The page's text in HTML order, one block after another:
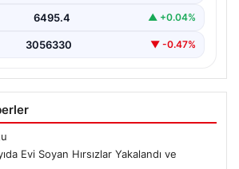
6495.4 ▲ +0.04%
3056330 ▼ -0.47%
Evi Soyan Hırsızlar Yakalandı ve